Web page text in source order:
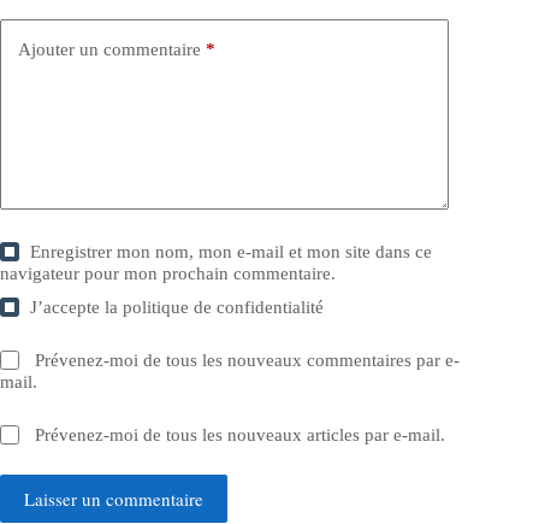
Ajouter un commentaire *
Enregistrer mon nom, mon e-mail et mon site dans ce
navigateur pour mon prochain commentaire.
J’accepte lapolitique de confidentialité
Prévenez-moi de tous les nouveaux commentaires par e-
mail.
Prévenez-moi de tous les nouveaux articles par e-mail.
Laisser un commentaire